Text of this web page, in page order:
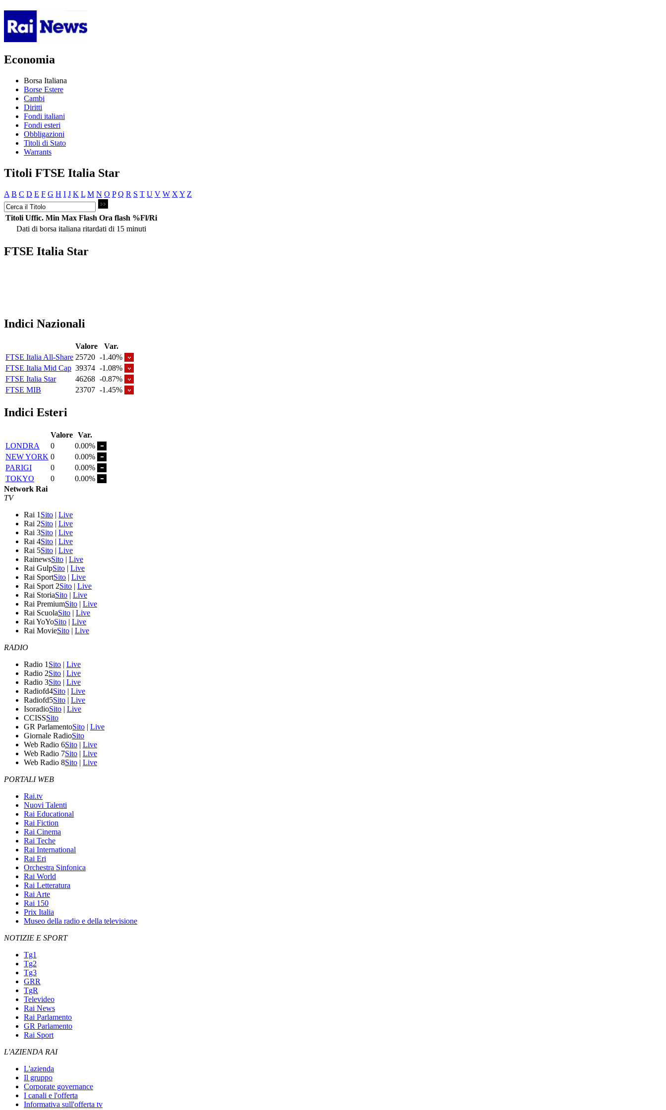
Economia
Borsa Italiana
Borse Estere
Cambi
Diritti
Fondi italiani
Fondi esteri
Obbligazioni
Titoli di Stato
Warrants
Titoli FTSE Italia Star
A B C D E F G H I J K L M N O P Q R S T U V W X Y Z
Titoli Uffic. Min Max Flash Ora flash %Fl/Ri
Dati di borsa italiana ritardati di 15 minuti
FTSE Italia Star
Indici Nazionali
Valore
Var.
FTSE Italia All-Share 25720 -1.40%
FTSE Italia Mid Cap 39374 -1.08%
FTSE Italia Star
46268 -0.87%
FTSE MIB
23707 -1.45%
Indici Esteri
Valore Var.
LONDRA
0
0.00%
NEW YORK 0
0.00%
PARIGI
0
0.00%
TOKYO
0
0.00%
Network Rai
TV
Rai 1 Sito | Live
Rai 2Sito | Live
Rai 3Sito | Live
Rai 4Sito | Live
Rai 5Sito | Live
RainewsSito | Live
Rai GulpSito | Live
Rai SportSito | Live
Rai Sport 2Sito | Live
Rai StoriaSito | Live
Rai PremiumSito | Live
Rai ScuolaSito | Live
Rai YoYoSito | Live
Rai MovieSito | Live
RADIO
Radio 1 Sito | Live
Radio 2Sito | Live
Radio 3Sito | Live
Radiofd4Sito | Live
Radiofd5Sito | Live
IsoradioSito | Live
CCISSSito
GR ParlamentoSito | Live
Giornale RadioSito
Web Radio 6Sito | Live
Web Radio 7Sito | Live
Web Radio 8Sito | Live
PORTALI WEB
Rai.tv
Nuovi Talenti
Rai Educational
Rai Fiction
Rai Cinema
Rai Teche
Rai International
Rai Eri
Orchestra Sinfonica
Rai World
Rai Letteratura
Rai Arte
Rai 150
Prix Italia
Museo della radio e della televisione
NOTIZIE E SPORT
Tg1
Tg2
Tg3
GRR
TgR
Televideo
Rai News
Rai Parlamento
GR Parlamento
Rai Sport
L'AZIENDA RAI
L'azienda
Il gruppo
Corporate governance
I canali e l'offerta
Informativa sull'offerta tv